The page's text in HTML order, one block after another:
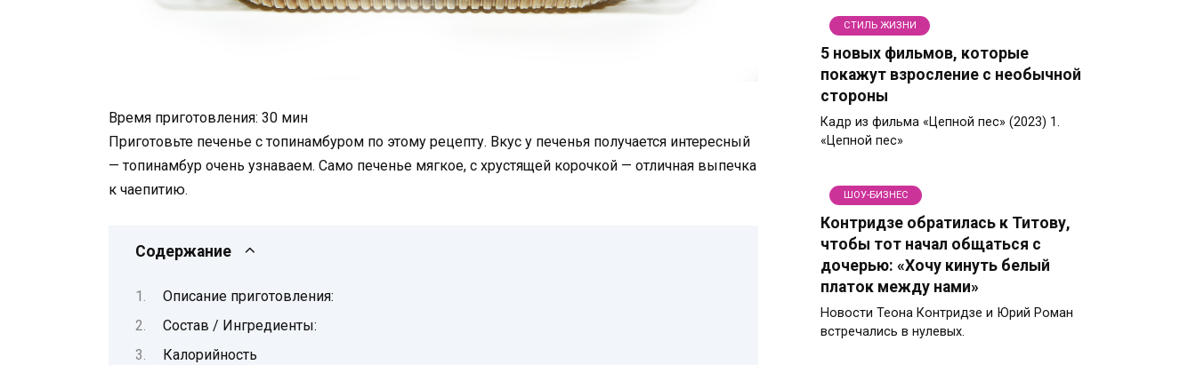
Время приготовления: 30 мин
Приготовьте печенье с топинамбуром по этому рецепту. Вкус у печенья получается интересный
— топинамбур очень узнаваем. Само печенье мягкое, с хрустящей корочкой — отличная выпечка
к чаепитию.
Содержание
Описание приготовления:
Состав / Ингредиенты:
Калорийность
СТИЛЬ ЖИЗНИ
5 новых фильмов, которые
покажут взросление с необычной
стороны
Кадр из фильма «Цепной пес» (2023) 1.
«Цепной пес»
ШОУ-БИЗНЕС
Контридзе обратилась к Титову,
чтобы тот начал общаться с
дочерью: «Хочу кинуть белый
платок между нами»
Новости Теона Контридзе и Юрий Роман
встречались в нулевых.